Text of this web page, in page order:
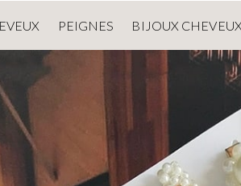
PEIGNES BIJOUX CHEVEUX